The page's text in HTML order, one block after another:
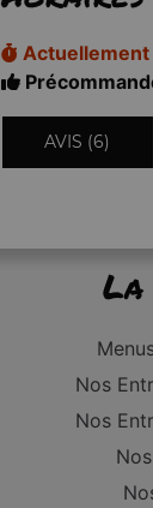
AVIS (6)
Nos
Nos